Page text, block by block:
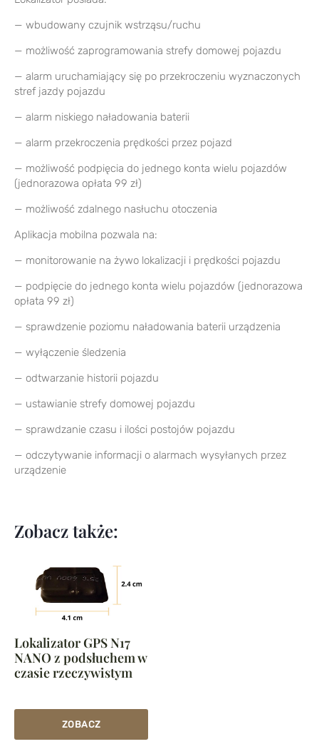
— wbudowany czujnik wstrząsu/ruchu
— możliwość zaprogramowania strefy domowej pojazdu
— alarm uruchamiający się po przekroczeniu wyznaczonych
stref jazdy pojazdu
— alarm niskiego naładowania baterii
— alarm przekroczenia prędkości przez pojazd
— możliwość podpięcia do jednego konta wielu pojazdów
(jednorazowa opłata 99 zł)
— możliwość zdalnego nasłuchu otoczenia
Aplikacja mobilna pozwala na:
— monitorowanie na żywo lokalizacji i prędkości pojazdu
— podpięcie do jednego konta wielu pojazdów (jednorazowa
opłata 99 zł)
— sprawdzenie poziomu naładowania baterii urządzenia
— wyłączenie śledzenia
— odtwarzanie historii pojazdu
— ustawianie strefy domowej pojazdu
— sprawdzanie czasu i ilości postojów pojazdu
— odczytywanie informacji o alarmach wysyłanych przez
urządzenie
Zobacz także:
Lokalizator GPS N17
NANO z podsłuchem w
czasie rzeczywistym
ZOBACZ